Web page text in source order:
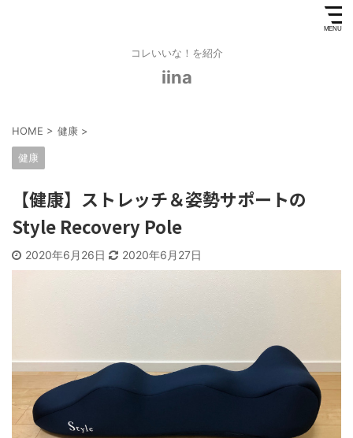
コレいいな！を紹介
iina
HOME > 健康 >
健康
【健康】ストレッチ＆姿勢サポートの
Style Recovery Pole
2020年6月26日 2020年6月27日